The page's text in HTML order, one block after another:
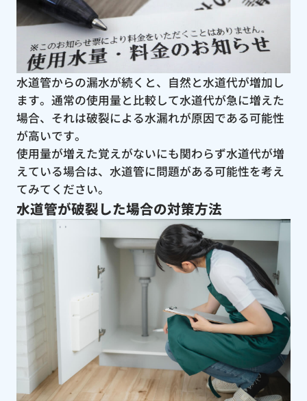
水道管からの漏水が続くと、自然と水道代が増加し
ます。通常の使用量と比較して水道代が急に増えた
場合、それは破裂による水漏れが原因である可能性
が高いです。
使用量が増えた覚えがないにも関わらず水道代が増
えている場合は、水道管に問題がある可能性を考え
てみてください。
水道管が破裂した場合の対策方法